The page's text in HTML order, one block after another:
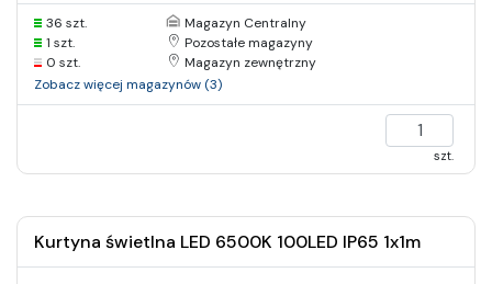
36 szt.
Magazyn Centralny
1 szt.
Pozostałe magazyny
0 szt.
Magazyn zewnętrzny
Zobacz więcej magazynów (3)
szt.
Kurtyna świetlna LED 6500K 100LED IP65 1x1m